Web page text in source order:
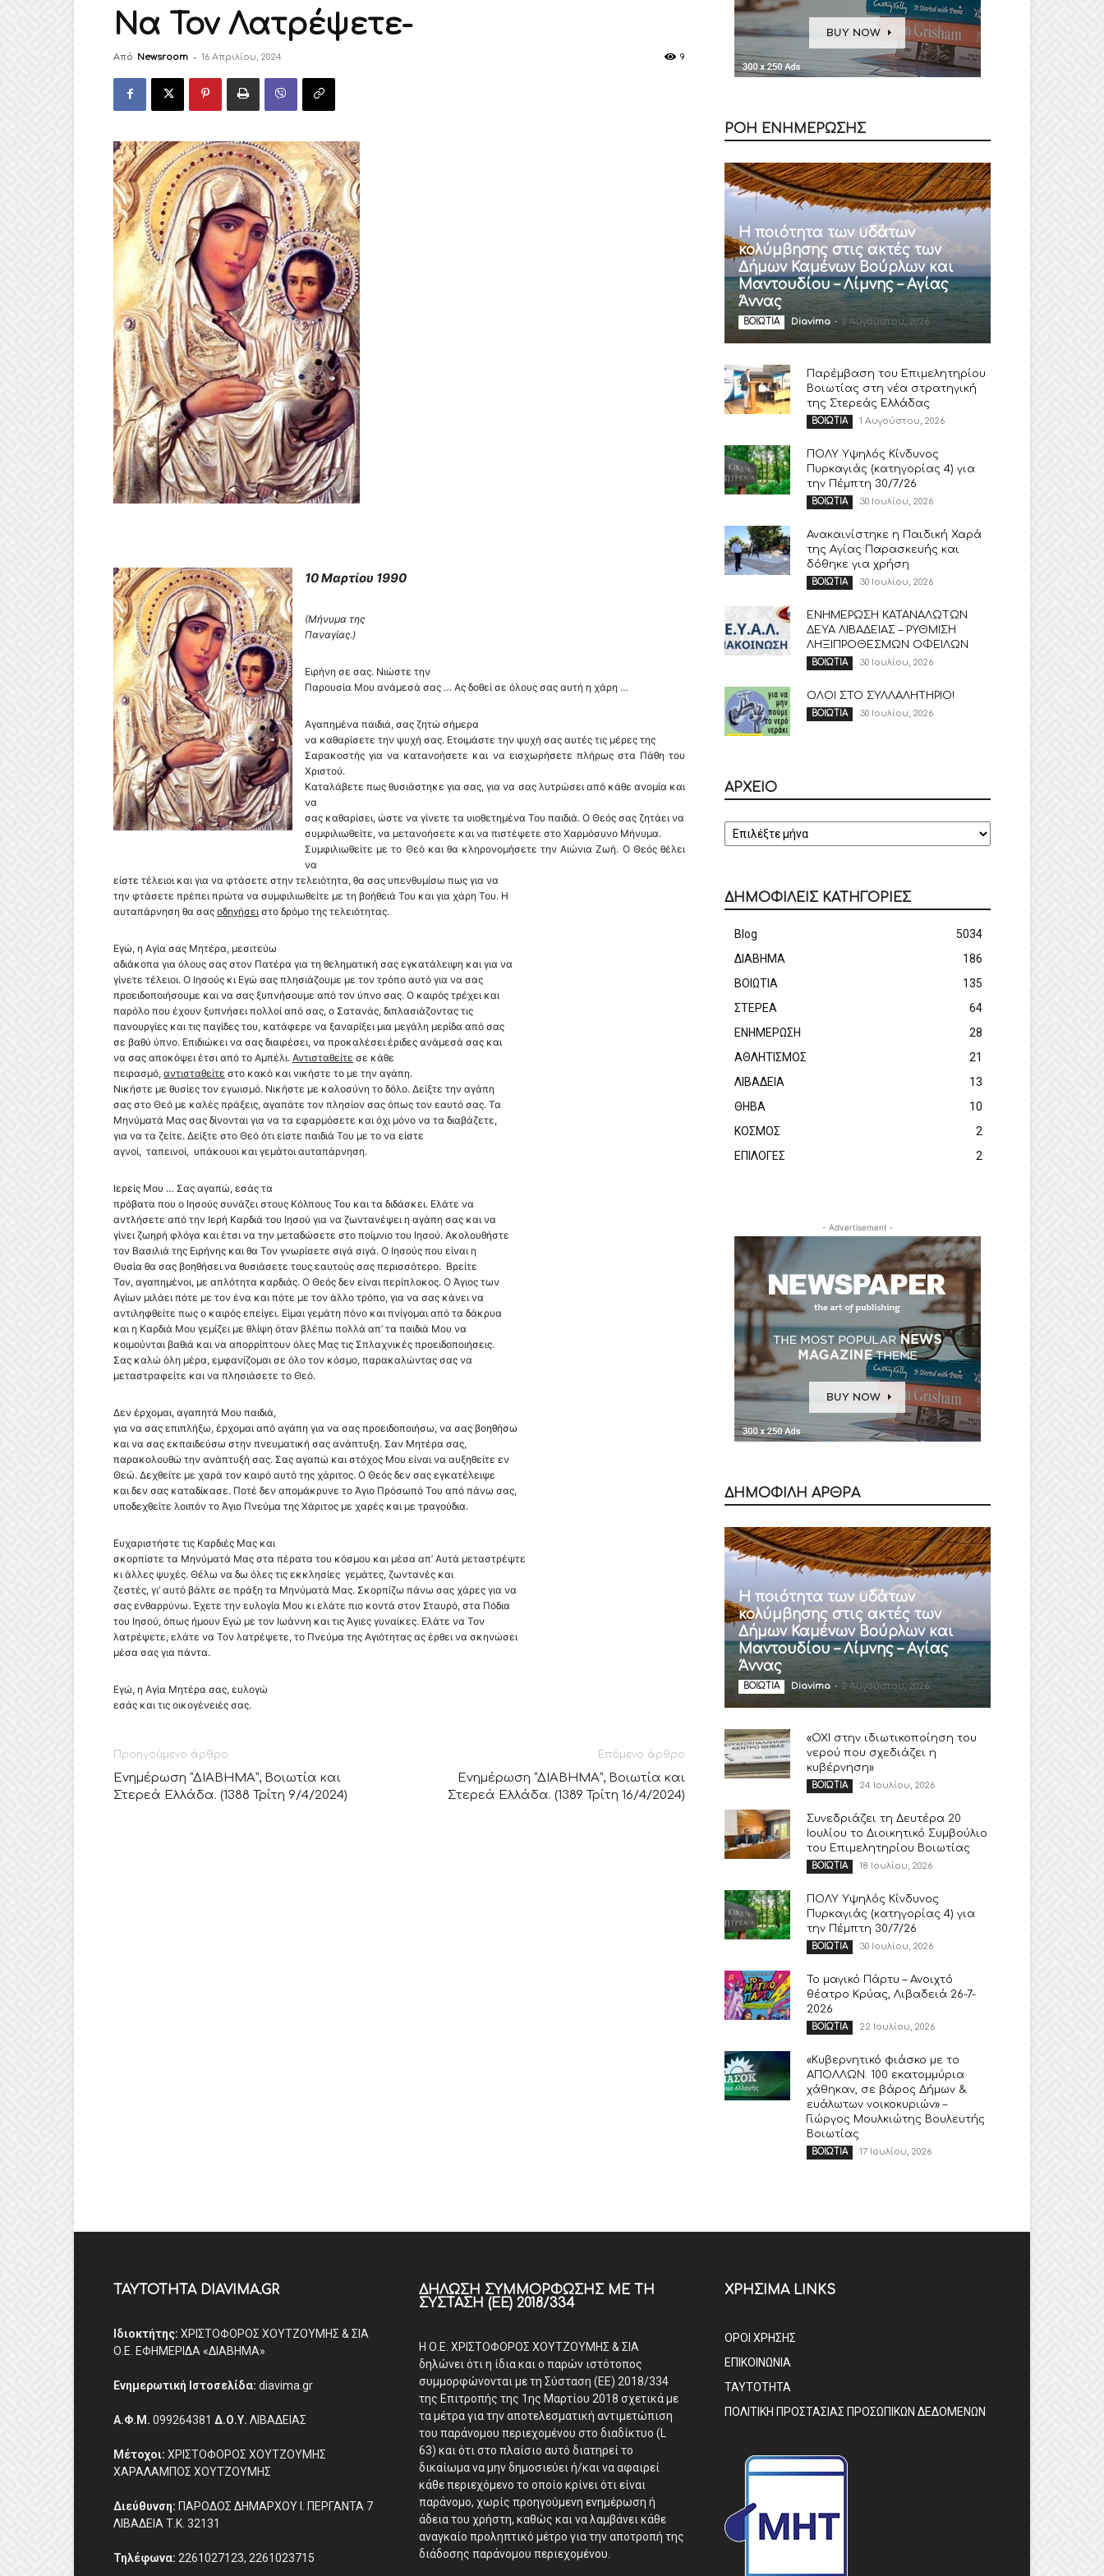
Να Τον Λατρέψετε-
Από Newsroom - 16 Απριλίου, 2024 9
10 Μαρτίου 1990
(Μήνυμα της
Παναγίας.)
Ειρήνη σε σας. Νιώστε την
Παρουσία Μου ανάμεσά σας … Ας δοθεί σε όλους σας αυτή η χάρη …
Αγαπημένα παιδιά, σας ζητώ σήμερα
να καθαρίσετε την ψυχή σας. Ετοιμάστε την ψυχή σας αυτές τις μέρες της
Σαρακοστής για να κατανοήσετε και να εισχωρήσετε πλήρως στα Πάθη του
Χριστού.
Καταλάβετε πως θυσιάστηκε για σας, για να σας λυτρώσει από κάθε ανομία και
να
σας καθαρίσει, ώστε να γίνετε τα υιοθετημένα Του παιδιά. Ο Θεός σας ζητάει να
συμφιλιωθείτε, να μετανοήσετε και να πιστέψετε στο Χαρμόσυνο Μήνυμα.
Συμφιλιωθείτε με το Θεό και θα κληρονομήσετε την Αιώνια Ζωή. Ο Θεός θέλει
να
είστε τέλειοι και για να φτάσετε στην τελειότητα, θα σας υπενθυμίσω πως για να
την φτάσετε πρέπει πρώτα να συμφιλιωθείτε με τη βοήθειά Του και για χάρη Του. Η
αυταπάρνηση θα σας οδηγήσειστο δρόμο της τελειότητας.
Εγώ, η Αγία σας Μητέρα, μεσιτεύω
αδιάκοπα για όλους σας στον Πατέρα για τη θεληματική σας εγκατάλειψη και για να
γίνετε τέλειοι. Ο Ιησούς κι Εγώ σας πλησιάζουμε με τον τρόπο αυτό για να σας
προειδοποιήσουμε και να σας ξυπνήσουμε από τον ύπνο σας. Ο καιρός τρέχει και
παρόλο που έχουν ξυπνήσει πολλοί από σας, ο Σατανάς, διπλασιάζοντας τις
πανουργίες και τις παγίδες του, κατάφερε να ξαναρίξει μια μεγάλη μερίδα από σας
σε βαθύ ύπνο. Επιδιώκει να σας διαιρέσει, να προκαλέσει έριδες ανάμεσά σας και
να σας αποκόψει έτσι από το Αμπέλι. Αντισταθείτε σε κάθε
πειρασμό, αντισταθείτε στο κακό και νικήστε το με την αγάπη.
Νικήστε με θυσίες τον εγωισμό. Νικήστε με καλοσύνη το δόλο. Δείξτε την αγάπη
σας στο Θεό με καλές πράξεις, αγαπάτε τον πλησίον σας όπως τον εαυτό σας. Τα
Μηνύματά Μας σας δίνονται για να τα εφαρμόσετε και όχι μόνο να τα διαβάζετε,
για να τα ζείτε. Δείξτε στο Θεό ότι είστε παιδιά Του με το να είστε
αγνοί, ταπεινοί, υπάκουοι και γεμάτοι αυταπάρνηση.
Ιερείς Μου … Σας αγαπώ, εσάς τα
πρόβατα που ο Ιησούς συνάζει στους Κόλπους Του και τα διδάσκει. Ελάτε να
αντλήσετε από την Ιερή Καρδιά του Ιησού για να ζωντανέψει η αγάπη σας και να
γίνει ζωηρή φλόγα και έτσι να την μεταδώσετε στο ποίμνιο του Ιησού. Ακολουθήστε
τον Βασιλιά της Ειρήνης και θα Τον γνωρίσετε σιγά σιγά. Ο Ιησούς που είναι η
Θυσία θα σας βοηθήσει να θυσιάσετε τους εαυτούς σας περισσότερο. Βρείτε
Τον, αγαπημένοι, με απλότητα καρδιάς. Ο Θεός δεν είναι περίπλοκος. Ο Άγιος των
Αγίων μιλάει πότε με τον ένα και πότε με τον άλλο τρόπο, για να σας κάνει να
αντιληφθείτε πως ο καιρός επείγει. Είμαι γεμάτη πόνο και πνίγομαι από τα δάκρυα
και η Καρδιά Μου γεμίζει με θλίψη όταν βλέπω πολλά απ’ τα παιδιά Μου να
κοιμούνται βαθιά και να απορρίπτουν όλες Μας τις Σπλαχνικές προειδοποιήσεις.
Σας καλώ όλη μέρα, εμφανίζομαι σε όλο τον κόσμο, παρακαλώντας σας να
μεταστραφείτε και να πλησιάσετε το Θεό.
Δεν έρχομαι, αγαπητά Μου παιδιά,
για να σας επιπλήξω, έρχομαι από αγάπη για να σας προειδοποιήσω, να σας βοηθήσω
και να σας εκπαιδεύσω στην πνευματική σας ανάπτυξη. Σαν Μητέρα σας,
παρακολουθώ την ανάπτυξή σας. Σας αγαπώ και στόχος Μου είναι να αυξηθείτε εν
Θεώ. Δεχθείτε με χαρά τον καιρό αυτό της χάριτος. Ο Θεός δεν σας εγκατέλειψε
και δεν σας καταδίκασε. Ποτέ δεν απομάκρυνε το Άγιο Πρόσωπό Του από πάνω σας,
υποδεχθείτε λοιπόν το Άγιο Πνεύμα της Χάριτος με χαρές και με τραγούδια.
Ευχαριστήστε τις Καρδιές Μας και
σκορπίστε τα Μηνύματά Μας στα πέρατα του κόσμου και μέσα απ’ Αυτά μεταστρέψτε
κι άλλες ψυχές. Θέλω να δω όλες τις εκκλησίες γεμάτες, ζωντανές και
ζεστές, γι’ αυτό βάλτε σε πράξη τα Μηνύματά Μας. Σκορπίζω πάνω σας χάρες για να
σας ενθαρρύνω. Έχετε την ευλογία Μου κι ελάτε πιο κοντά στον Σταυρό, στα Πόδια
του Ιησού, όπως ήμουν Εγώ με τον Ιωάννη και τις Άγιες γυναίκες. Ελάτε να Τον
λατρέψετε, ελάτε να Τον λατρέψετε, το Πνεύμα της Αγιότητας ας έρθει να σκηνώσει
μέσα σας για πάντα.
Εγώ, η Αγία Μητέρα σας, ευλογώ
εσάς και τις οικογένειές σας.
Προηγούμενο άρθρο
Ενημέρωση “ΔΙΑΒΗΜΑ”, Βοιωτία και
Στερεά Ελλάδα. (1388 Τρίτη 9/4/2024)
Επόμενο άρθρο
Ενημέρωση “ΔΙΑΒΗΜΑ”, Βοιωτία και
Στερεά Ελλάδα. (1389 Τρίτη 16/4/2024)
ΡΟΗ ΕΝΗΜΕΡΩΣΗΣ
Η ποιότητα των υδάτων
κολύμβησης στις ακτές των
Δήμων Καμένων Βούρλων και
Μαντουδίου – Λίμνης – Αγίας
Άννας
ΒΟΙΩΤΙΑ Diavima - 2 Αυγούστου, 2026
Παρέμβαση του Επιμελητηρίου
Βοιωτίας στη νέα στρατηγική
της Στερεάς Ελλάδας
ΒΟΙΩΤΙΑ 1 Αυγούστου, 2026
ΠΟΛΥ Υψηλός Κίνδυνος
Πυρκαγιάς (κατηγορίας 4) για
την Πέμπτη 30/7/26
ΒΟΙΩΤΙΑ 30 Ιουλίου, 2026
Ανακαινίστηκε η Παιδική Χαρά
της Αγίας Παρασκευής και
δόθηκε για χρήση
ΒΟΙΩΤΙΑ 30 Ιουλίου, 2026
ΕΝΗΜΕΡΩΣΗ ΚΑΤΑΝΑΛΩΤΩΝ
ΔΕΥΑ ΛΙΒΑΔΕΙΑΣ – ΡΥΘΜΙΣΗ
ΛΗΞΙΠΡΟΘΕΣΜΩΝ ΟΦΕΙΛΩΝ
ΒΟΙΩΤΙΑ 30 Ιουλίου, 2026
ΟΛΟΙ ΣΤΟ ΣΥΛΛΑΛΗΤΗΡΙΟ!
ΒΟΙΩΤΙΑ 30 Ιουλίου, 2026
ΑΡΧΕΙΟ
ΔΗΜΟΦΙΛΕΙΣ ΚΑΤΗΓΟΡΙΕΣ
Blog
5034
ΔΙΑΒΗΜΑ
186
ΒΟΙΩΤΙΑ
135
ΣΤΕΡΕΑ
64
ΕΝΗΜΕΡΩΣΗ
28
ΑΘΛΗΤΙΣΜΟΣ
21
ΛΙΒΑΔΕΙΑ
13
ΘΗΒΑ
10
ΚΟΣΜΟΣ
2
ΕΠΙΛΟΓΕΣ
2
- Advertisement -
ΔΗΜΟΦΙΛΗ ΑΡΘΡΑ
Η ποιότητα των υδάτων
κολύμβησης στις ακτές των
Δήμων Καμένων Βούρλων και
Μαντουδίου – Λίμνης – Αγίας
Άννας
ΒΟΙΩΤΙΑ Diavima - 2 Αυγούστου, 2026
«ΟΧΙ στην ιδιωτικοποίηση του
νερού που σχεδιάζει η
κυβέρνηση»
ΒΟΙΩΤΙΑ 24 Ιουλίου, 2026
Συνεδριάζει τη Δευτέρα 20
Ιουλίου το Διοικητικό Συμβούλιο
του Επιμελητηρίου Βοιωτίας
ΒΟΙΩΤΙΑ 18 Ιουλίου, 2026
ΠΟΛΥ Υψηλός Κίνδυνος
Πυρκαγιάς (κατηγορίας 4) για
την Πέμπτη 30/7/26
ΒΟΙΩΤΙΑ 30 Ιουλίου, 2026
Το μαγικό Πάρτυ – Ανοιχτό
θέατρο Κρύας, Λιβαδειά 26-7-
2026
ΒΟΙΩΤΙΑ 22 Ιουλίου, 2026
«Κυβερνητικό φιάσκο με το
ΑΠΟΛΛΩΝ. 100 εκατομμύρια
χάθηκαν, σε βάρος Δήμων &
ευάλωτων νοικοκυριών» –
Γιώργος Μουλκιώτης Βουλευτής
Βοιωτίας
ΒΟΙΩΤΙΑ 17 Ιουλίου, 2026
ΤΑΥΤΟΤΗΤΑ DIAVIMA.GR
Ιδιοκτήτης: ΧΡΙΣΤΟΦΟΡΟΣ ΧΟΥΤΖΟΥΜΗΣ & ΣΙΑ
Ο.Ε. ΕΦΗΜΕΡΙΔΑ «ΔΙΑΒΗΜΑ»
Ενημερωτική Ιστοσελίδα: diavima.gr
Α.Φ.Μ. 099264381 Δ.Ο.Υ. ΛΙΒΑΔΕΙΑΣ
Μέτοχοι: ΧΡΙΣΤΟΦΟΡΟΣ ΧΟΥΤΖΟΥΜΗΣ
ΧΑΡΑΛΑΜΠΟΣ ΧΟΥΤΖΟΥΜΗΣ
Διεύθυνση: ΠΑΡΟΔΟΣ ΔΗΜΑΡΧΟΥ Ι. ΠΕΡΓΑΝΤΑ 7
ΛΙΒΑΔΕΙΑ Τ.Κ. 32131
Τηλέφωνα: 2261027123, 2261023715
ΔΉΛΩΣΗ ΣΥΜΜΌΡΦΩΣΗΣ ΜΕ ΤΗ
ΣΎΣΤΑΣΗ (ΕΕ) 2018/334
Η Ο.Ε. ΧΡΙΣΤΟΦΟΡΟΣ ΧΟΥΤΖΟΥΜΗΣ & ΣΙΑ
δηλώνει ότι η ίδια και ο παρών ιστότοπος
συμμορφώνονται με τη Σύσταση (ΕΕ) 2018/334
της Επιτροπής της 1ης Μαρτίου 2018 σχετικά με
τα μέτρα για την αποτελεσματική αντιμετώπιση
του παράνομου περιεχομένου στο διαδίκτυο (L
63) και ότι στο πλαίσιο αυτό διατηρεί το
δικαίωμα να μην δημοσιεύει ή/και να αφαιρεί
κάθε περιεχόμενο το οποίο κρίνει ότι είναι
παράνομο, χωρίς προηγούμενη ενημέρωση ή
άδεια του χρήστη, καθώς και να λαμβάνει κάθε
αναγκαίο προληπτικό μέτρο για την αποτροπή της
διάδοσης παράνομου περιεχομένου.
ΧΡΗΣΙΜΑ LINKS
ΟΡΟΙ ΧΡΗΣΗΣ
ΕΠΙΚΟΙΝΩΝΙΑ
ΤΑΥΤΟΤΗΤΑ
ΠΟΛΙΤΙΚΗ ΠΡΟΣΤΑΣΙΑΣ ΠΡΟΣΩΠΙΚΩΝ ΔΕΔΟΜΕΝΩΝ